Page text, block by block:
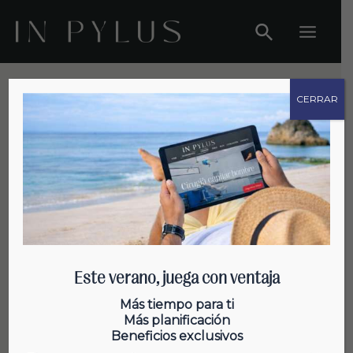
contenido
Menu
Salud Capilar
Alopecia y autoestima: El efecto
psicológico de que se te caiga el
Este verano, juega con ventaja
Más tiempo para ti
Más planificación
Beneficios exclusivos
CERRAR